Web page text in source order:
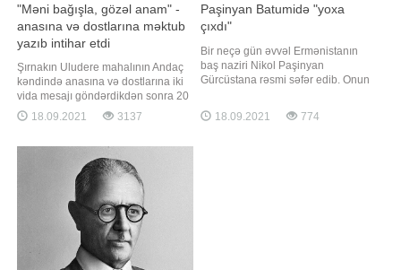
"Məni bağışla, gözəl anam" -
anasına və dostlarına məktub
yazıb intihar etdi
Şırnakın Uludere mahalının Andaç
kəndində anasına və dostlarına iki
vida mesajı göndərdikdən sonra 20
yaşlı bir gənc 35 metr yüksəklikdəki
uçurumdan tullanaraq intihar edib.
Qardaşlarıma və dostlarıma vaxt
ayırmadan köçüb getdim"
18.09.2021 3137
Paşinyan Batumidə "yoxa
çıxdı"
Bir neçə gün əvvəl Ermənistanın
baş naziri Nikol Paşinyan
Gürcüstana rəsmi səfər edib. Onun
Rəsmi məlumata görə, onunla
Gürcüstanın baş naziri arasında
18.09.2021 774